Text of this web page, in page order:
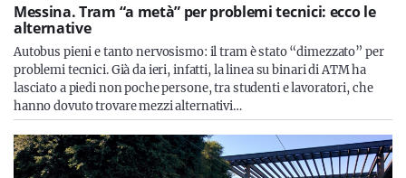
Messina. Tram “a metà” per problemi tecnici: ecco le
alternative
Autobus pieni e tanto nervosismo: il tram è stato “dimezzato” per
problemi tecnici. Già da ieri, infatti, la linea su binari di ATM ha
lasciato a piedi non poche persone, tra studenti e lavoratori, che
hanno dovuto trovare mezzi alternativi…